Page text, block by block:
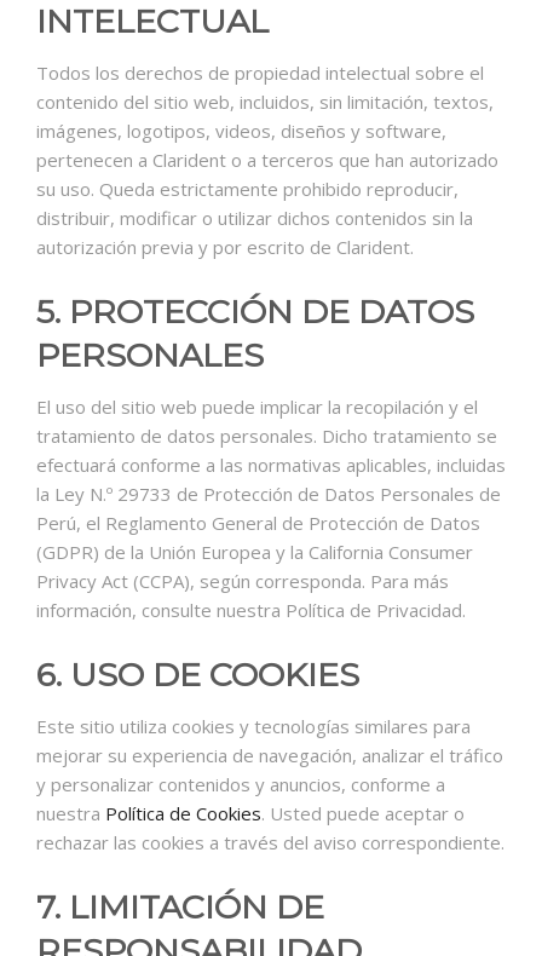
INTELECTUAL
Todos los derechos de propiedad intelectual sobre el
contenido del sitio web, incluidos, sin limitación, textos,
imágenes, logotipos, videos, diseños y software,
pertenecen a Clarident o a terceros que han autorizado
su uso. Queda estrictamente prohibido reproducir,
distribuir, modificar o utilizar dichos contenidos sin la
autorización previa y por escrito de Clarident.
5. PROTECCIÓN DE DATOS
PERSONALES
El uso del sitio web puede implicar la recopilación y el
tratamiento de datos personales. Dicho tratamiento se
efectuará conforme a las normativas aplicables, incluidas
la Ley N.º 29733 de Protección de Datos Personales de
Perú, el Reglamento General de Protección de Datos
(GDPR) de la Unión Europea y la California Consumer
Privacy Act (CCPA), según corresponda. Para más
información, consulte nuestra Política de Privacidad.
6. USO DE COOKIES
Este sitio utiliza cookies y tecnologías similares para
mejorar su experiencia de navegación, analizar el tráfico
y personalizar contenidos y anuncios, conforme a
nuestra Política de Cookies. Usted puede aceptar o
rechazar las cookies a través del aviso correspondiente.
7. LIMITACIÓN DE